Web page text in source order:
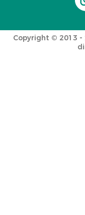
Copyright © 2013 -